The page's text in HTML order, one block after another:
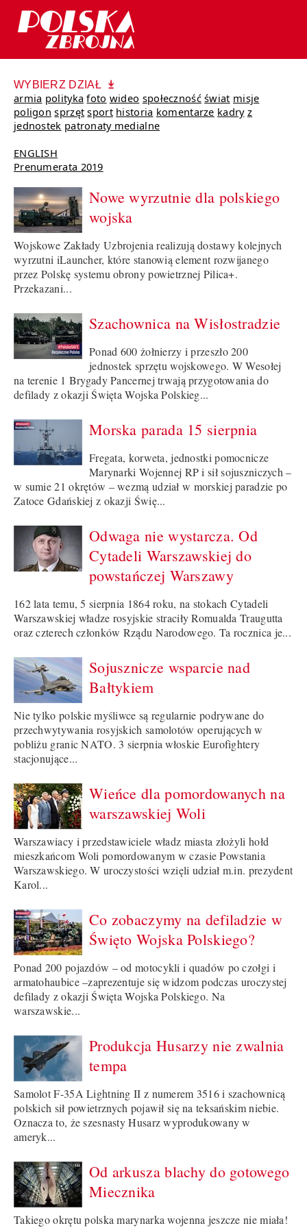
WYBIERZ DZIAŁ
armia polityka foto wideo społeczność świat misje
poligon sprzęt sport historia komentarze kadry z
jednostek patronaty medialne
ENGLISH
Prenumerata 2019
Nowe wyrzutnie dla polskiego
wojska
Wojskowe Zakłady Uzbrojenia realizują dostawy kolejnych
wyrzutni iLauncher, które stanowią element rozwijanego
przez Polskę systemu obrony powietrznej Pilica+.
Przekazani...
Szachownica na Wisłostradzie
Ponad 600 żołnierzy i przeszło 200
jednostek sprzętu wojskowego. W Wesołej
na terenie 1 Brygady Pancernej trwają przygotowania do
defilady z okazji Święta Wojska Polskieg...
Morska parada 15 sierpnia
Fregata, korweta, jednostki pomocnicze
Marynarki Wojennej RP i sił sojuszniczych –
w sumie 21 okrętów – wezmą udział w morskiej paradzie po
Zatoce Gdańskiej z okazji Świę...
Odwaga nie wystarcza. Od
Cytadeli Warszawskiej do
powstańczej Warszawy
162 lata temu, 5 sierpnia 1864 roku, na stokach Cytadeli
Warszawskiej władze rosyjskie straciły Romualda Traugutta
oraz czterech członków Rządu Narodowego. Ta rocznica je...
Sojusznicze wsparcie nad
Bałtykiem
Nie tylko polskie myśliwce są regularnie podrywane do
przechwytywania rosyjskich samolotów operujących w
pobliżu granic NATO. 3 sierpnia włoskie Eurofightery
stacjonujące...
Wieńce dla pomordowanych na
warszawskiej Woli
Warszawiacy i przedstawiciele władz miasta złożyli hołd
mieszkańcom Woli pomordowanym w czasie Powstania
Warszawskiego. W uroczystości wzięli udział m.in. prezydent
Karol...
Co zobaczymy na defiladzie w
Święto Wojska Polskiego?
Ponad 200 pojazdów – od motocykli i quadów po czołgi i
armatohaubice –zaprezentuje się widzom podczas uroczystej
defilady z okazji Święta Wojska Polskiego. Na
warszawskie...
Produkcja Husarzy nie zwalnia
tempa
Samolot F-35A Lightning II z numerem 3516 i szachownicą
polskich sił powietrznych pojawił się na teksańskim niebie.
Oznacza to, że szesnasty Husarz wyprodukowany w
ameryk...
Od arkusza blachy do gotowego
Miecznika
Takiego okrętu polska marynarka wojenna jeszcze nie miała!